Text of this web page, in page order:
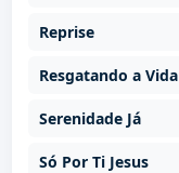
Reprise
Resgatando a Vida
Serenidade Já
Só Por Ti Jesus